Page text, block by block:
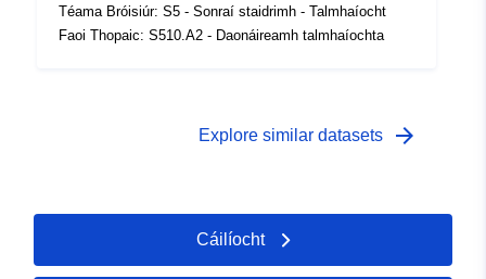
Téama Bróisiúr: S5 - Sonraí staidrimh - Talmhaíocht
Faoi Thopaic: S510.A2 - Daonáireamh talmhaíochta
Explore similar datasets arrow_forward
Cáilíocht